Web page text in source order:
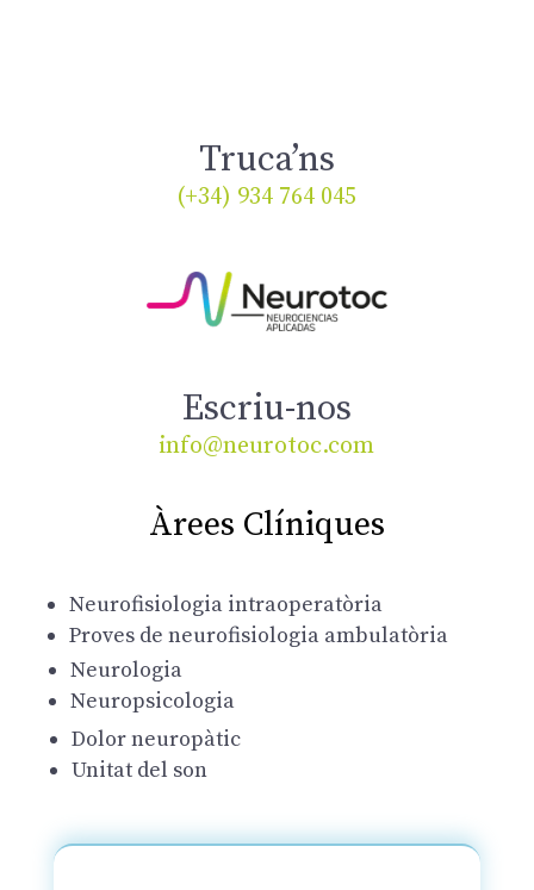
Truca’ns
(+34) 934 764 045
Escriu-nos
info@neurotoc.com
Àrees Clíniques
Neurofisiologia intraoperatòria
Proves de neurofisiologia ambulatòria
Neurologia
Neuropsicologia
Dolor neuropàtic
Unitat del son